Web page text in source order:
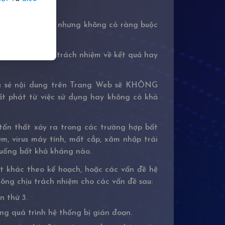
bị gián đoạn, nhưng không có ràng buộc
không chịu trách nhiệm về kết quả hay
nội dung trên Trang Web sẽ KHÔNG
phát từ việc sử dụng hay không có khả
thất xảy ra trong các trường hợp bất
virus máy tính, mất cắp, xâm nhập trái
bất khả kháng nào.
theo kế hoạch, hoặc các vấn đề hệ
chịu trách nhiệm cho các vấn đề sau:
thứ 3.
quá trình hệ thống bị gián đoạn.